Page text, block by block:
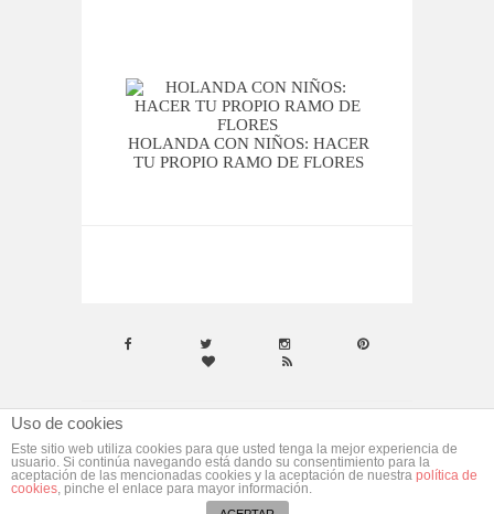
HOLANDA CON NIÑOS: HACER
TU PROPIO RAMO DE FLORES
© ebym. Todos los derechos reservados.Aviso
Legal
Desarrollado pormorgan media
Uso de cookies
Este sitio web utiliza cookies para que usted tenga la mejor experiencia de
usuario. Si continúa navegando está dando su consentimiento para la
aceptación de las mencionadas cookies y la aceptación de nuestra política de
cookies, pinche el enlace para mayor información.